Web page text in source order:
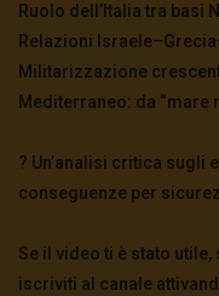
Ruolo dell’Italia tra basi
Relazioni
Militarizzazione
Mediterraneo: da “mare
? Un’analisi critica
conseguenze per
Se il video ti è stato
iscriviti al canale